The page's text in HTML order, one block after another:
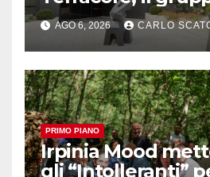
amplia l’ ospitalità e il
alle porte di
AGO 6, 2026 CARLO
PRIMO PIANO
Irpinia Mood
gli “Intolleranti”